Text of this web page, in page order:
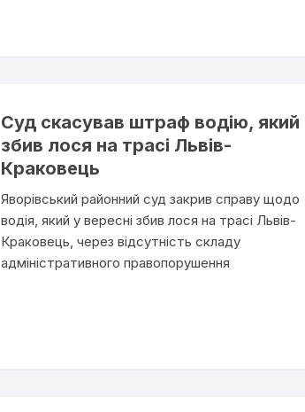
Суд скасував штраф водію, який
збив лося на трасі Львів-
Краковець
Яворівський районний суд закрив справу щодо
водія, який у вересні збив лося на трасі Львів-
Краковець, через відсутність складу
адміністративного правопорушення